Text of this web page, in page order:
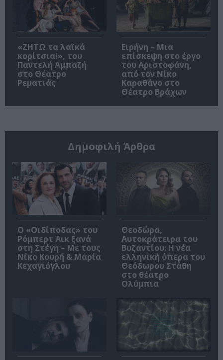
«ΖΗΤΩ τα λαϊκά
κορίτσια!», του
Παντελή Αμπαζή
στο Θέατρο
Ρεματιάς
Ειρήνη – Μια
επίσκεψη στο έργο
του Αριστοφάνη,
από τον Νίκο
Καραθάνο στο
Θέατρο Βράχων
Δημοφιλή Άρθρα
O «Οιδίποδας» του
Ρόμπερτ Άικ ξανά
στη Στέγη – Με τους
Νίκο Κουρή & Μαρία
Κεχαγιόγλου
Θεοδώρα,
Αυτοκράτειρα του
Βυζαντίου: Η νέα
ελληνική όπερα του
Θεόδωρου Στάθη
στο θέατρο
Ολύμπια